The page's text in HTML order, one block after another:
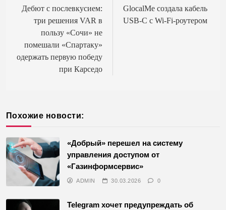
по
записям
Дебют с послевкусием:
три решения VAR в
пользу «Сочи» не
помешали «Спартаку»
одержать первую победу
при Карседо
GlocalMe создала кабель
USB-C с Wi-Fi-роутером
Похожие новости:
«Добрый» перешел на систему
управления доступом от
«Газинформсервис»
ADMIN 30.03.2026 0
Telegram хочет предупреждать об